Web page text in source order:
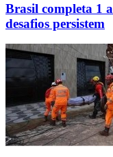
Brasil completa 1
desafios persistem